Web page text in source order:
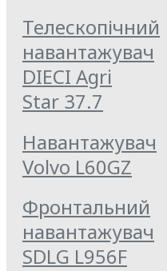
Телескопічний
навантажувач
DIECI Agri
Star 37.7
Навантажувач
Volvo L60GZ
Фронтальний
навантажувач
SDLG L956F